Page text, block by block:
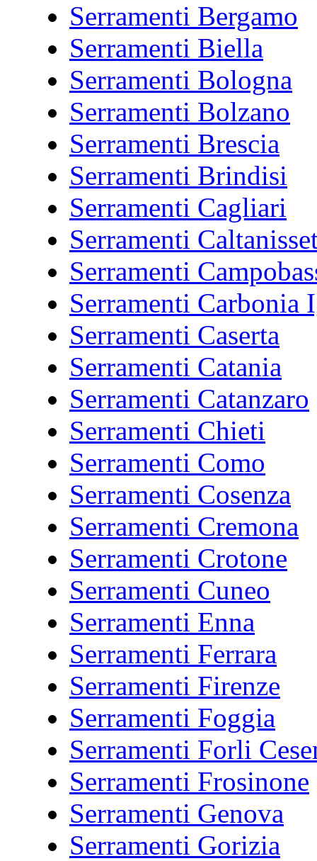
Serramenti Bergamo
Serramenti Biella
Serramenti Bologna
Serramenti Bolzano
Serramenti Brescia
Serramenti Brindisi
Serramenti Cagliari
Serramenti
Serramenti
Serramenti Carbonia
Serramenti Caserta
Serramenti Catania
Serramenti Catanzaro
Serramenti Chieti
Serramenti Como
Serramenti Cosenza
Serramenti Cremona
Serramenti Crotone
Serramenti Cuneo
Serramenti Enna
Serramenti Ferrara
Serramenti Firenze
Serramenti Foggia
Serramenti Forli
Serramenti Frosinone
Serramenti Genova
Serramenti Gorizia